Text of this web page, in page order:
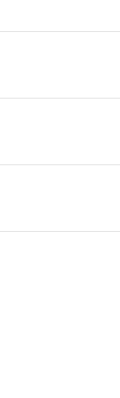
recyclé